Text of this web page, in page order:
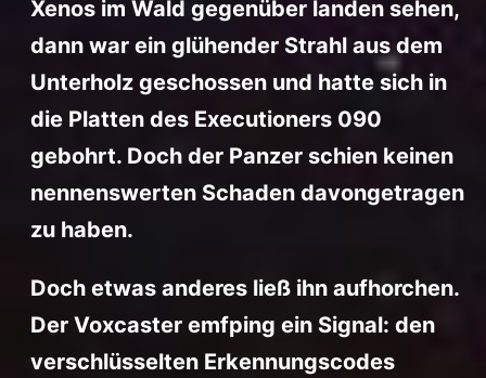
Xenos im Wald gegenüber landen sehen,
dann war ein glühender Strahl aus dem
Unterholz geschossen und hatte sich in
die Platten des Executioners 090
gebohrt. Doch der Panzer schien keinen
nennenswerten Schaden davongetragen
zu haben.
Doch etwas anderes ließ ihn aufhorchen.
Der Voxcaster emfping ein Signal: den
verschlüsselten Erkennungscodes